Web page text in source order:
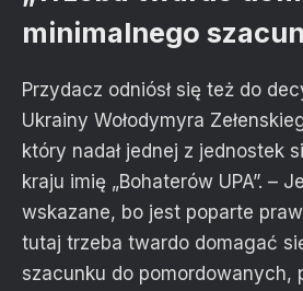
minimalnego
Przydacz odniósł się też do
Ukrainy Wołodymyra
który nadał jednej z jednostek
kraju imię „Bohaterów UPA”. –
wskazane, bo jest poparte
tutaj trzeba twardo domagać
szacunku do pomordowanych,